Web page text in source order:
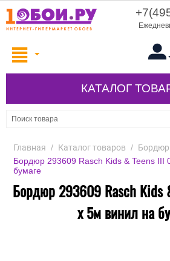
КАТАЛОГ
Главная / Каталог товаров /
Бордюр 293609 Rasch Kids & Teens III
бумаге
Бордюр 293609 Rasch Kids
х 5м винил на